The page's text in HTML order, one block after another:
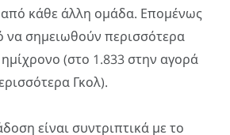
από κάθε άλλη ομάδα. Επομένως
να σημειωθούν περισσότερα
(στο 1.833 στην αγορά
Γκολ).
είναι συντριπτικά με το